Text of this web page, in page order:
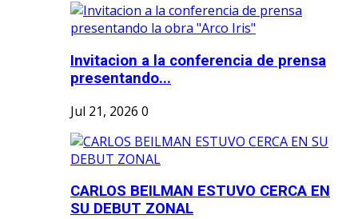
Invitacion a la conferencia de prensa
presentando...
Jul 21, 2026 0
CARLOS BEILMAN ESTUVO CERCA EN
SU DEBUT ZONAL